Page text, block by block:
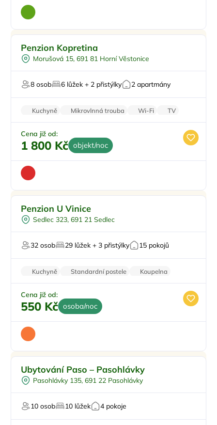
Ve vinici
U jezera
V rekreační oblasti
Penzion Kopretina
Morušová 15, 691 81 Horní Věstonice
8 osob 6 lůžek + 2 přistýlky 2 apartmány
Kuchyně Mikrovlnná trouba Wi-Fi
TV
Balkon/terasa
Cena již od:
1 800 Kč objekt/noc
Vodní sporty
Pro cyklisty
Pro milovníky vína
Penzion U Vinice
Sedlec 323, 691 21 Sedlec
32 osob 29 lůžek + 3 přistýlky 15 pokojů
Kuchyně Standardní postele
Koupelna
Klimatizace
Parkování zdarma
Cena již od:
550 Kč osoba/noc
U vody
Pro rybáře
Ubytování Paso – Pasohlávky
Pasohlávky 135, 691 22 Pasohlávky
10 osob 10 lůžek 4 pokoje